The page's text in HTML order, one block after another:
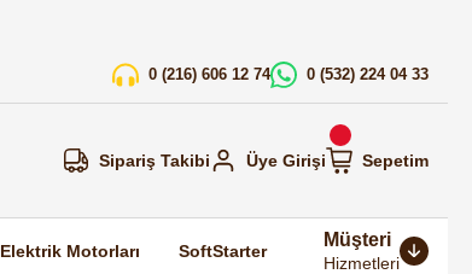
0 (216) 606 12 74 0 (532) 224 04 33
Sipariş Takibi Üye Girişi Sepetim
Elektrik Motorları SoftStarter
Müşteri
Hizmetleri